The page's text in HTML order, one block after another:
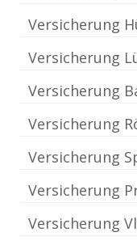
Versicherung
Versicherung
Versicherung
Versicherung
Versicherung
Versicherung
Versicherung